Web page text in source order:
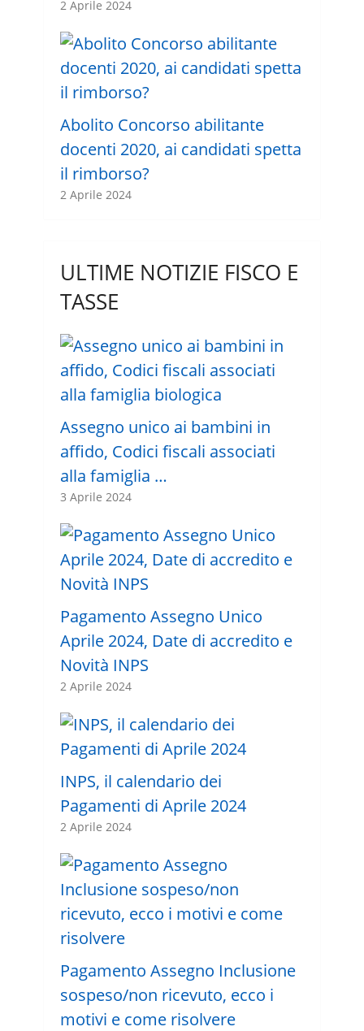
2 Aprile 2024
Abolito Concorso abilitante
docenti 2020, ai candidati spetta
il rimborso?
2 Aprile 2024
ULTIME NOTIZIE FISCO E
TASSE
Assegno unico ai bambini in
affido, Codici fiscali associati
alla famiglia …
3 Aprile 2024
Pagamento Assegno Unico
Aprile 2024, Date di accredito e
Novità INPS
2 Aprile 2024
INPS, il calendario dei
Pagamenti di Aprile 2024
2 Aprile 2024
Pagamento Assegno Inclusione
sospeso/non ricevuto, ecco i
motivi e come risolvere